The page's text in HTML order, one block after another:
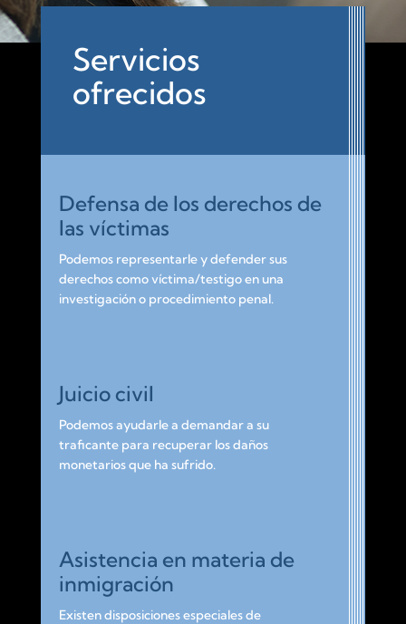
Servicios
ofrecidos
Defensa de los derechos de
las víctimas
Podemos representarle y defender sus
derechos como víctima/testigo en una
investigación o procedimiento penal.
Juicio civil
Podemos ayudarle a demandar a su
traficante para recuperar los daños
monetarios que ha sufrido.
Asistencia en materia de
inmigración
Existen disposiciones especiales de